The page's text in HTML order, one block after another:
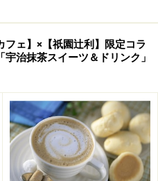
ストランやフレンチカフェ
リオンのシェフに。
フェ】×【祇園辻利】限定コラ
宇治抹茶スイーツ＆ドリンク」